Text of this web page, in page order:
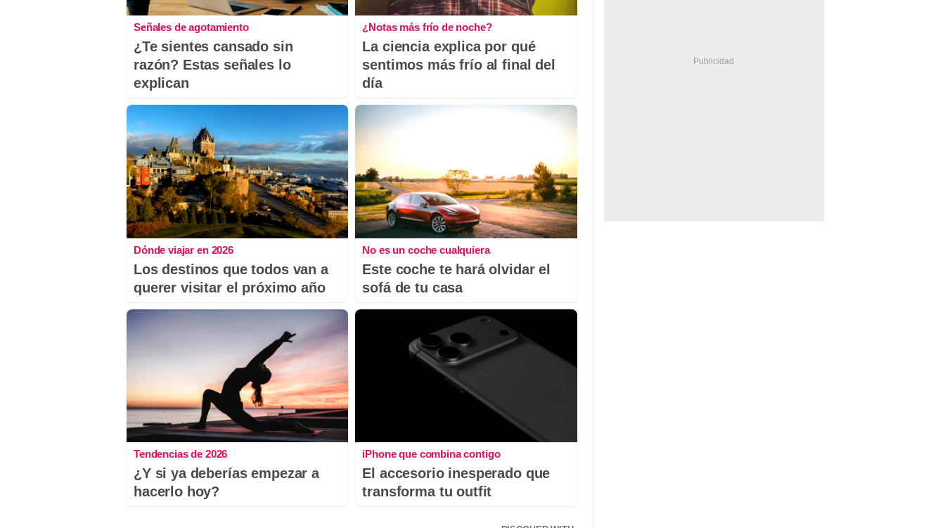
Señales de agotamiento
¿Te sientes cansado sin
razón? Estas señales lo
explican
¿Notas más frío de noche?
La ciencia explica por qué
sentimos más frío al final del
día
Dónde viajar en 2026
Los destinos que todos van a
querer visitar el próximo año
No es un coche cualquiera
Este coche te hará olvidar el
sofá de tu casa
Tendencias de 2026
¿Y si ya deberías empezar a
hacerlo hoy?
iPhone que combina contigo
El accesorio inesperado que
transforma tu outfit